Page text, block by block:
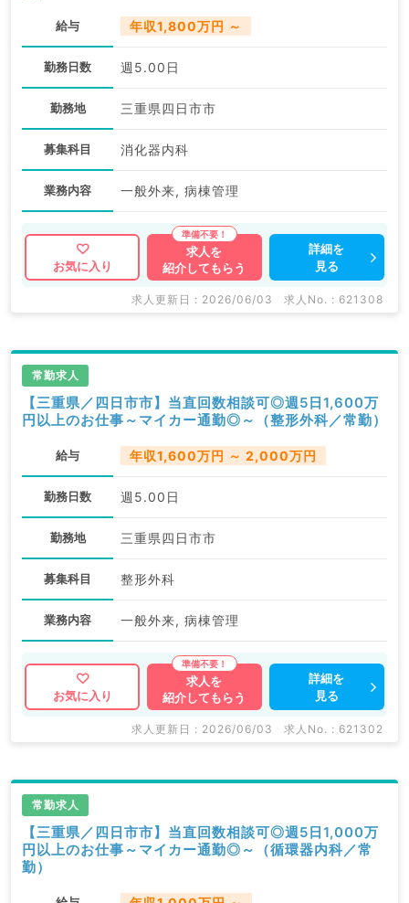
給与 年収1,800万円 ～
勤務日数 週5.00日
勤務地 三重県四日市市
募集科目 消化器内科
業務内容 一般外来, 病棟管理
お気に入り
求人を
紹介してもらう
詳細を
見る
求人更新日 : 2026/06/03 求人No. : 621308
常勤求人
【三重県／四日市市】当直回数相談可◎週5日1,600万
円以上のお仕事～マイカー通勤◎～（整形外科／常勤）
給与 年収1,600万円 ～ 2,000万円
勤務日数 週5.00日
勤務地 三重県四日市市
募集科目 整形外科
業務内容 一般外来, 病棟管理
お気に入り
求人を
紹介してもらう
詳細を
見る
求人更新日 : 2026/06/03 求人No. : 621302
常勤求人
【三重県／四日市市】当直回数相談可◎週5日1,000万
円以上のお仕事～マイカー通勤◎～（循環器内科／常
勤）